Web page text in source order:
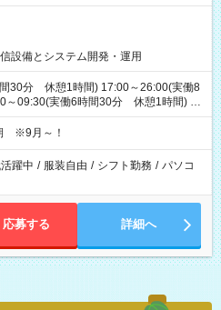
設備とシステム開発・運用
30分 休憩1時間) 17:00～26:00(実働8
～09:30(実働6時間30分 休憩1時間) ※
就業時間2.3を連続で行って頂きます
※9月～！
躍中 / 服装自由 / シフト勤務 / パソコ
応募する 詳細へ